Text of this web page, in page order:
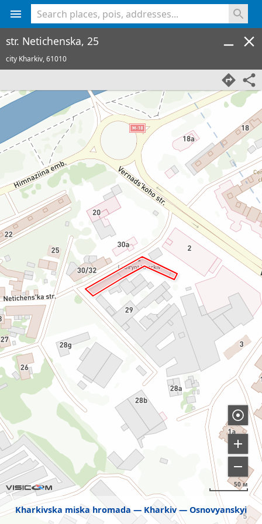
Kharkivska miska hromada Kharkiv Osnovyanskyi
50 м
str. Netichenska, 25
city Kharkiv,61010
<% console.log(hcard) %>